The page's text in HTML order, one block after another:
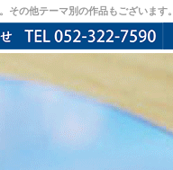
その他テーマ別の作品もございます。